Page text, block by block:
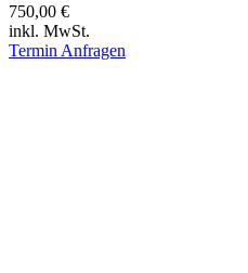
750,00 €
inkl. MwSt.
Termin Anfragen